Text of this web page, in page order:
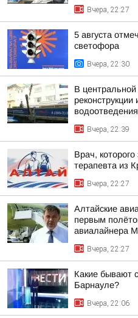
Вчера, 22:27
5 августа
светофора
Вчера, 22:30
В центральной
реконструкции
водоотведения
Вчера, 22:39
Врач,
терапевта из
Вчера, 22:27
Алтайские
первым
авиалайнера
Вчера, 22:27
Какие бывают
Барнауле?
Вчера, 22:06